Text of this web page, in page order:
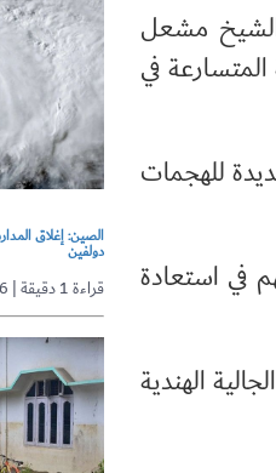
الصين: إغلاق
دولفين
08 Aug 2026 | قراءة 1 دقيقة
الشيخ مشعل
المتسارعة في
للهجمات
في استعادة
الهندية